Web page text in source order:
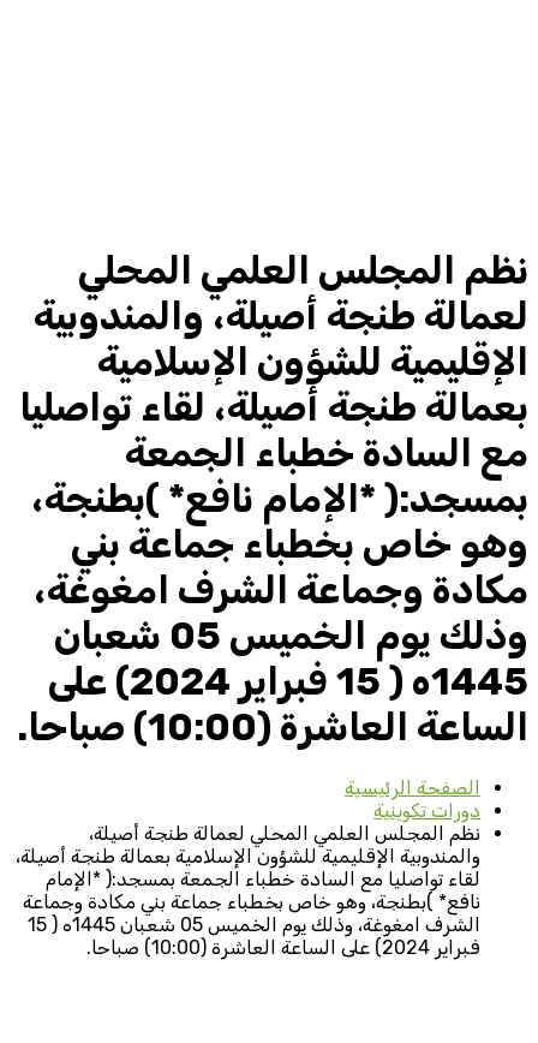
نظم المجلس العلمي المحلي
لعمالة طنجة أصيلة، والمندوبية
الإقليمية للشؤون الإسلامية
بعمالة طنجة أصيلة، لقاء تواصليا
مع السادة خطباء الجمعة
بمسجد:( *الإمام نافع* )بطنجة،
وهو خاص بخطباء جماعة بني
مكادة وجماعة الشرف امغوغة،
وذلك يوم الخميس 05 شعبان
1445ه ( 15 فبراير 2024) على
الساعة العاشرة (10:00) صباحا.
الصفحة الرئيسية
دورات تكوينية
نظم المجلس العلمي المحلي لعمالة طنجة أصيلة،
والمندوبية الإقليمية للشؤون الإسلامية بعمالة طنجة أصيلة،
لقاء تواصليا مع السادة خطباء الجمعة بمسجد:( *الإمام
نافع* )بطنجة، وهو خاص بخطباء جماعة بني مكادة وجماعة
الشرف امغوغة، وذلك يوم الخميس 05 شعبان 1445ه ( 15
فبراير 2024) على الساعة العاشرة (10:00) صباحا.